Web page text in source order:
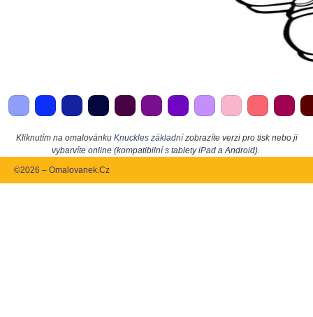
Kliknutím na omalovánku Knuckles základnízobrazíte verzi pro tisk nebo ji
vybarvíte online (kompatibilní s tablety iPad a Android).
©2026 – Omalovanek.Cz